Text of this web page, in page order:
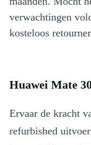
verwachtingen
kosteloos
Huawei Mate
Ervaar de kracht
refurbished